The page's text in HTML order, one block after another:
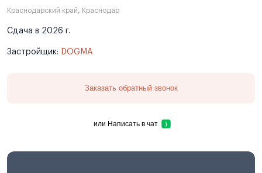
Краснодарский край, Краснодар
Сдача в 2026 г.
Застройщик: DOGMA
Заказать обратный звонок
или Написать в чат